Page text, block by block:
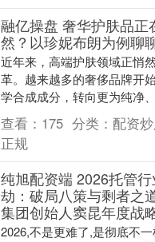
融亿操盘 奢华护肤品正
然？以珍妮布朗为例聊
近年来，高端护肤领域正悄
革。越来越多的奢侈品牌开
学合成成分，转向更为纯净
选择。这一趋势不仅体现在
牌中，就连许多历....
查看： 175 分类： 配资
正规
纯旭配资端 2026托管
劫：破局八策与剩者
集团创始人窦昆年度战
2026,不是更难了,是彻底不